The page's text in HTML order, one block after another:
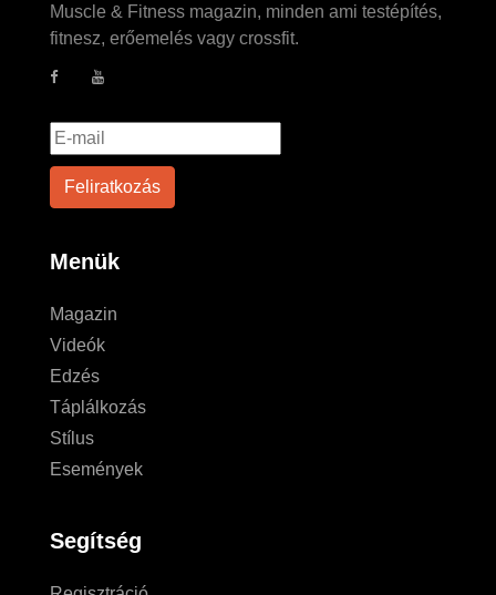
Muscle & Fitness magazin, minden ami testépítés,
fitnesz, erőemelés vagy crossfit.
Menük
Magazin
Videók
Edzés
Táplálkozás
Stílus
Események
Segítség